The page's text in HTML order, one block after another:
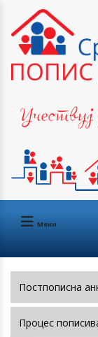
Мени
Постпописна
Процес